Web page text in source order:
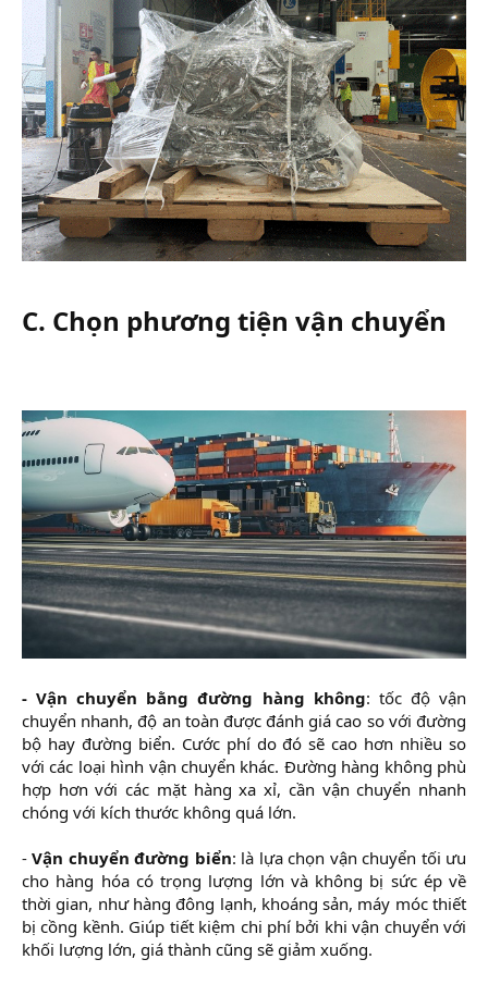
C. Chọn phương tiện vận chuyển
-Vận chuyển bằng đường hàng không: tốc độ vận
chuyển nhanh, độ an toàn được đánh giá cao so với đường
bộ hay đường biển. Cước phí do đó sẽ cao hơn nhiều so
với các loại hình vận chuyển khác. Đường hàng không phù
hợp hơn với các mặt hàng xa xỉ, cần vận chuyển nhanh
chóng với kích thước không quá lớn.
-Vận chuyển đường biển: là lựa chọn vận chuyển tối ưu
cho hàng hóa có trọng lượng lớn và không bị sức ép về
thời gian, như hàng đông lạnh, khoáng sản, máy móc thiết
bị cồng kềnh. Giúp tiết kiệm chi phí bởi khi vận chuyển với
khối lượng lớn, giá thành cũng sẽ giảm xuống.